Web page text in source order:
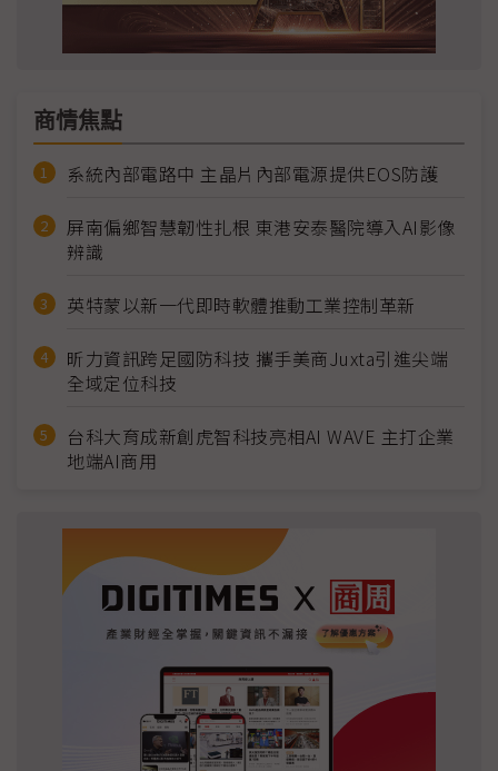
商情焦點
系統內部電路中 主晶片內部電源提供EOS防護
屏南偏鄉智慧韌性扎根 東港安泰醫院導入AI影像
辨識
英特蒙以新一代即時軟體推動工業控制革新
昕力資訊跨足國防科技 攜手美商Juxta引進尖端
全域定位科技
台科大育成新創虎智科技亮相AI WAVE 主打企業
地端AI商用